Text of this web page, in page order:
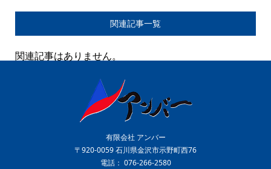
関連記事一覧
関連記事はありません。
有限会社 アンバー
〒920-0059 石川県金沢市示野町西76
電話： 076-266-2580